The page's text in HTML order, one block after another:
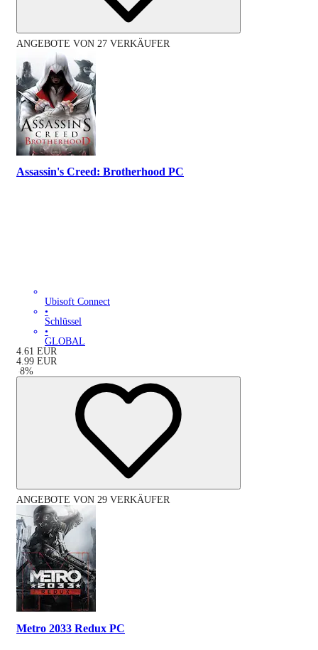
ANGEBOTE VON 27 VERKÄUFER
Assassin's Creed: Brotherhood PC
Ubisoft Connect
•
Schlüssel
•
GLOBAL
4.61 EUR
4.99 EUR
-8%
ANGEBOTE VON 29 VERKÄUFER
Metro 2033 Redux PC